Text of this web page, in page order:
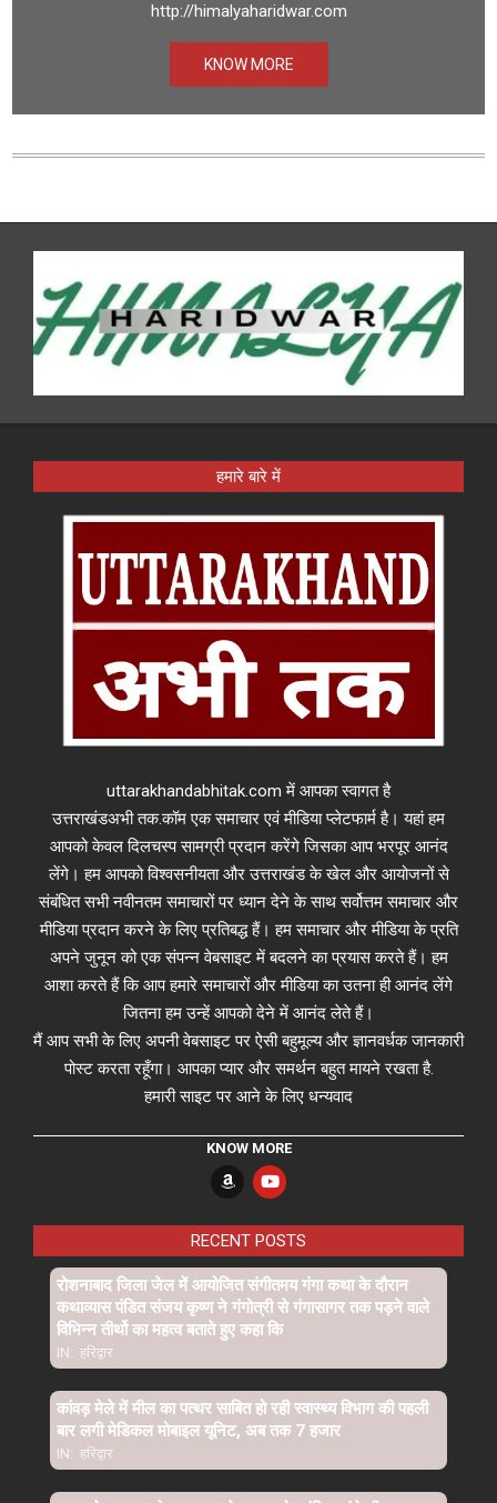
http://himalyaharidwar.com
KNOW MORE
हमारे बारे में
uttarakhandabhitak.com में आपका स्वागत है
उत्तराखंडअभी तक.कॉम एक समाचार एवं मीडिया प्लेटफार्म है। यहां हम
आपको केवल दिलचस्प सामग्री प्रदान करेंगे जिसका आप भरपूर आनंद
लेंगे। हम आपको विश्वसनीयता और उत्तराखंड के खेल और आयोजनों से
संबंधित सभी नवीनतम समाचारों पर ध्यान देने के साथ सर्वोत्तम समाचार और
मीडिया प्रदान करने के लिए प्रतिबद्ध हैं। हम समाचार और मीडिया के प्रति
अपने जुनून को एक संपन्न वेबसाइट में बदलने का प्रयास करते हैं। हम
आशा करते हैं कि आप हमारे समाचारों और मीडिया का उतना ही आनंद लेंगे
जितना हम उन्हें आपको देने में आनंद लेते हैं।
मैं आप सभी के लिए अपनी वेबसाइट पर ऐसी बहुमूल्य और ज्ञानवर्धक जानकारी
पोस्ट करता रहूँगा। आपका प्यार और समर्थन बहुत मायने रखता है.
हमारी साइट पर आने के लिए धन्यवाद
KNOW MORE
RECENT POSTS
रोशनाबाद जिला जेल में आयोजित संगीतमय गंगा कथा के दौरान
कथाव्यास पंडित संजय कृष्ण ने गंगोत्री से गंगासागर तक पड़ने वाले
विभिन्न तीर्थो का महत्व बताते हुए कहा कि
IN: हरिद्वार
कांवड़ मेले में मील का पत्थर साबित हो रही स्वास्थ्य विभाग की पहली
बार लगी मेडिकल मोबाइल यूनिट, अब तक 7 हजार
IN: हरिद्वार